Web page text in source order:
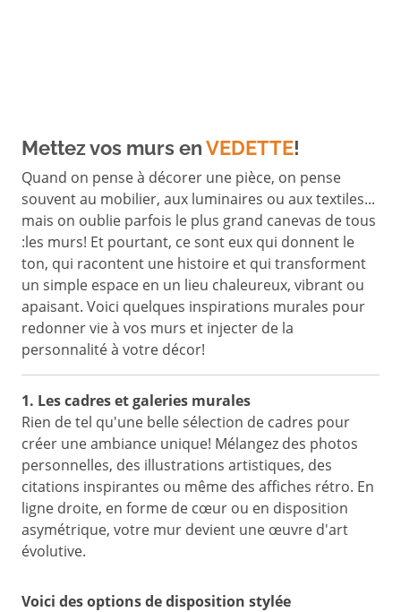
Mettez vos murs enVEDETTE!
Quand on pense à décorer une pièce, on pense
souvent au mobilier, aux luminaires ou aux textiles...
mais on oublie parfois le plus grand canevas de tous
:les murs! Et pourtant, ce sont eux qui donnent le
ton, qui racontent une histoire et qui transforment
un simple espace en un lieu chaleureux, vibrant ou
apaisant. Voici quelques inspirations murales pour
redonner vie à vos murs et injecter de la
personnalité à votre décor!
1. Les cadres et galeries murales
Rien de tel qu'une belle sélection de cadres pour
créer une ambiance unique! Mélangez des photos
personnelles, des illustrations artistiques, des
citations inspirantes ou même des affiches rétro. En
ligne droite, en forme de cœur ou en disposition
asymétrique, votre mur devient une œuvre d'art
évolutive.
Voici des options de disposition stylée